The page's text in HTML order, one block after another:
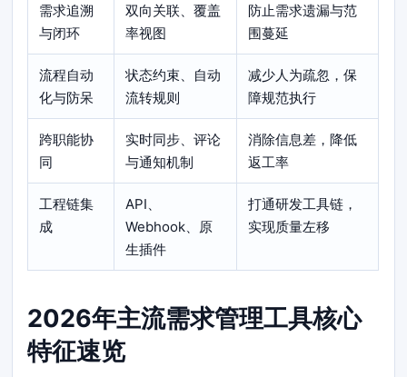
需求追溯
与闭环
双向关联、覆盖
率视图
防止需求遗漏与范
围蔓延
流程自动
化与防呆
状态约束、自动
流转规则
减少人为疏忽，保
障规范执行
跨职能协
同
实时同步、评论
与通知机制
消除信息差，降低
返工率
工程链集
成
API、
Webhook、原
生插件
打通研发工具链，
实现质量左移
2026年主流需求管理工具核心
特征速览